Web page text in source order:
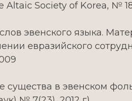
Altaic Society of Korea, №
эвенского языка.
евразийского
существа в эвенском